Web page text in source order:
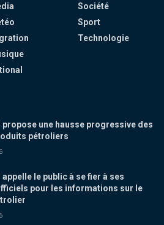
Société
Sport
Technologie
propose une hausse progressive des
pétroliers
appelle le public à se fier à ses
pour les informations sur le